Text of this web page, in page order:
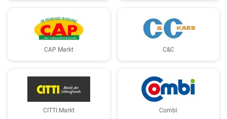
CAP Markt C&C
CITTI Markt Combi